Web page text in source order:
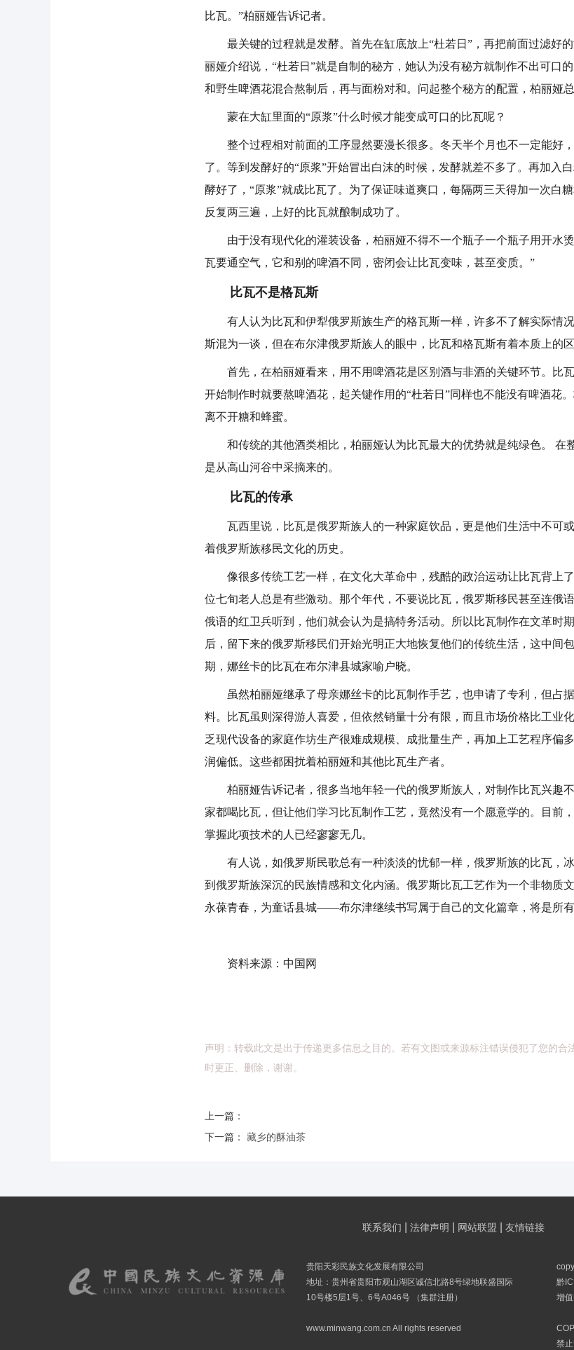
比瓦。”柏丽娅告诉记者。
最关键的过程就是发酵。首先在缸底放上“杜若日”，再把前面过滤好
丽娅介绍说，“杜若日”就是自制的秘方，她认为没有秘方就制作不出可口
和野生啤酒花混合熬制后，再与面粉对和。问起整个秘方的配置，柏丽娅总
蒙在大缸里面的“原浆”什么时候才能变成可口的比瓦呢？
整个过程相对前面的工序显然要漫长很多。冬天半个月也不一定能好
了。等到发酵好的“原浆”开始冒出白沫的时候，发酵就差不多了。再加入
酵好了，“原浆”就成比瓦了。为了保证味道爽口，每隔两三天得加一次白
反复两三遍，上好的比瓦就酿制成功了。
由于没有现代化的灌装设备，柏丽娅不得不一个瓶子一个瓶子用开水烫
瓦要通空气，它和别的啤酒不同，密闭会让比瓦变味，甚至变质。”
比瓦不是格瓦斯
有人认为比瓦和伊犁俄罗斯族生产的格瓦斯一样，许多不了解实际情
斯混为一谈，但在布尔津俄罗斯族人的眼中，比瓦和格瓦斯有着本质上的区
首先，在柏丽娅看来，用不用啤酒花是区别酒与非酒的关键环节。比瓦
开始制作时就要熬啤酒花，起关键作用的“杜若日”同样也不能没有啤酒花
离不开糖和蜂蜜。
和传统的其他酒类相比，柏丽娅认为比瓦最大的优势就是纯绿色。 在
是从高山河谷中采摘来的。
比瓦的传承
瓦西里说，比瓦是俄罗斯族人的一种家庭饮品，更是他们生活中不可
着俄罗斯族移民文化的历史。
像很多传统工艺一样，在文化大革命中，残酷的政治运动让比瓦背上
位七旬老人总是有些激动。那个年代，不要说比瓦，俄罗斯移民甚至连俄
俄语的红卫兵听到，他们就会认为是搞特务活动。所以比瓦制作在文革时
后，留下来的俄罗斯移民们开始光明正大地恢复他们的传统生活，这中间
期，娜丝卡的比瓦在布尔津县城家喻户晓。
虽然柏丽娅继承了母亲娜丝卡的比瓦制作手艺，也申请了专利，但占
料。比瓦虽则深得游人喜爱，但依然销量十分有限，而且市场价格比工业
乏现代设备的家庭作坊生产很难成规模、成批量生产，再加上工艺程序偏
润偏低。这些都困扰着柏丽娅和其他比瓦生产者。
柏丽娅告诉记者，很多当地年轻一代的俄罗斯族人，对制作比瓦兴趣
家都喝比瓦，但让他们学习比瓦制作工艺，竟然没有一个愿意学的。目前
掌握此项技术的人已经寥寥无几。
有人说，如俄罗斯民歌总有一种淡淡的忧郁一样，俄罗斯族的比瓦，
到俄罗斯族深沉的民族情感和文化内涵。俄罗斯比瓦工艺作为一个非物质
永葆青春，为童话县城——布尔津继续书写属于自己的文化篇章，将是所有
资料来源：中国网
声明：转载此文是出于传递更多信息之目的。若有文图或来源标注错误侵犯了您的合
时更正、删除，谢谢。
上一篇：
下一篇： 藏乡的酥油茶
联系我们 法律声明 网站联盟 友情链接
贵阳天彩民族文化发展有限公司
地址：贵州省贵阳市观山湖区诚信北路8号绿地联盛国际
10号楼5层1号、6号A046号 （集群注册）
www.minwang.com.cn All rights reserved
黔
增
禁